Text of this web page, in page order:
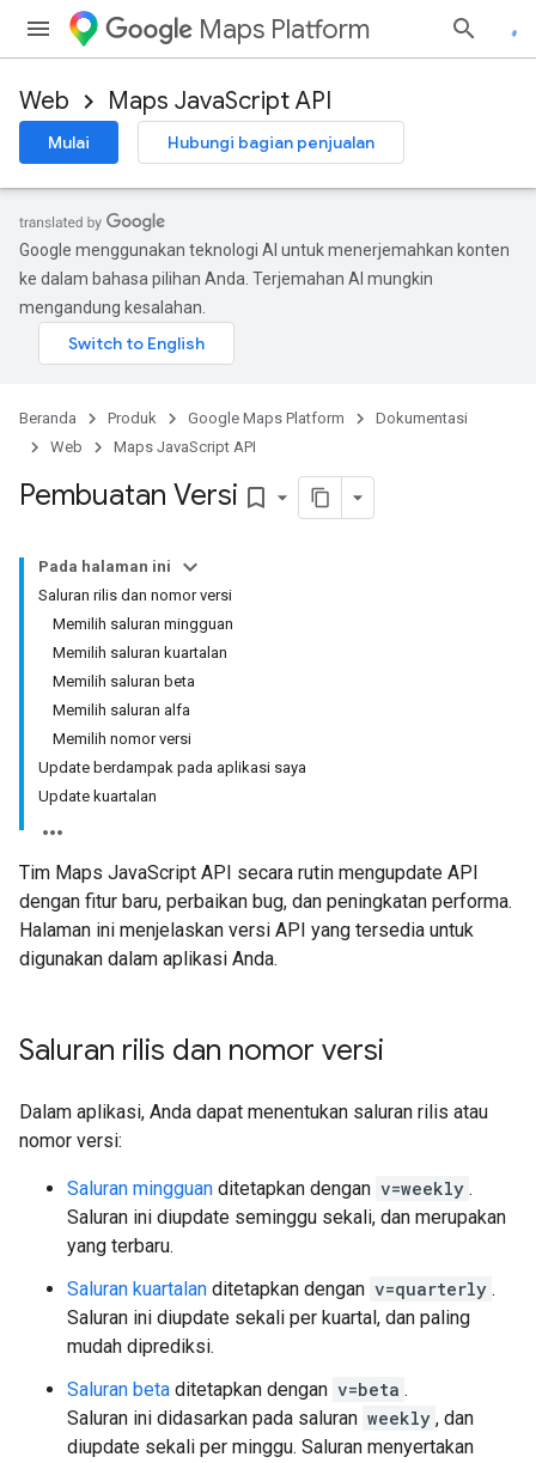
Maps Platform
Web Maps JavaScript API
Mulai Hubungi bagian penjualan
Google menggunakan teknologi AI untuk menerjemahkan konten
ke dalam bahasa pilihan Anda. Terjemahan AI mungkin
mengandung kesalahan.
Beranda Produk Google Maps Platform
Dokumentasi
Web
Maps JavaScript API
Pembuatan Versi bookmark_border
Pada halaman ini
Saluran rilis dan nomor versi
Memilih saluran mingguan
Memilih saluran kuartalan
Memilih saluran beta
Memilih saluran alfa
Memilih nomor versi
Update berdampak pada aplikasi saya
Update kuartalan
Tim Maps JavaScript API secara rutin mengupdate API
dengan fitur baru, perbaikan bug, dan peningkatan performa.
Halaman ini menjelaskan versi API yang tersedia untuk
digunakan dalam aplikasi Anda.
Saluran rilis dan nomor versi
Dalam aplikasi, Anda dapat menentukan saluran rilis atau
nomor versi:
Saluran mingguan ditetapkan dengan v=weekly .
Saluran ini diupdate seminggu sekali, dan merupakan
yang terbaru.
Saluran kuartalan ditetapkan dengan v=quarterly .
Saluran ini diupdate sekali per kuartal, dan paling
mudah diprediksi.
Saluran beta ditetapkan dengan v=beta .
Saluran ini didasarkan pada saluran weekly , dan
diupdate sekali per minggu. Saluran menyertakan